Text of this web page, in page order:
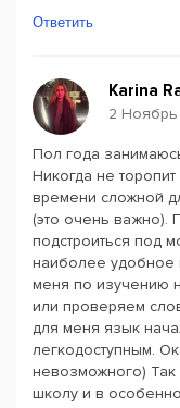
Ответить
Karina
2 Ноябрь
Пол года
Никогда не
времени сложной
(это очень важно).
подстроиться под
наиболее удобное
меня по изучению
или проверяем
для меня язык
легкодоступным.
невозможного)
школу и в